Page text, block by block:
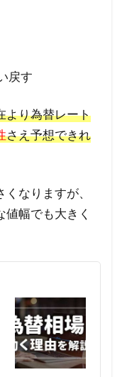
戻す
より為替レート
さえ予想できれ
なりますが、
幅でも大きく